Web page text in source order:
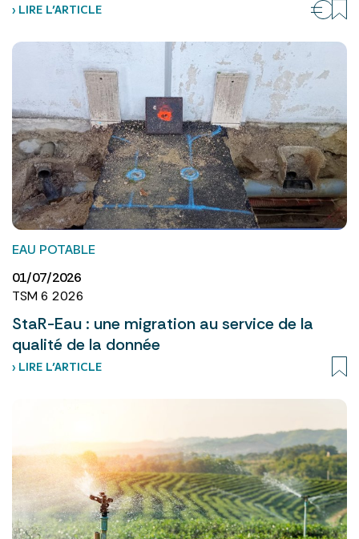
› LIRE L’ARTICLE
EAU POTABLE
01/07/2026
TSM 6 2026
StaR-Eau : une migration au service de la
qualité de la donnée
› LIRE L’ARTICLE